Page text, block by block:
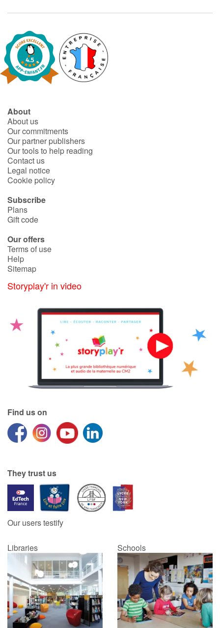
About
About us
Our commitments
Our partner publishers
Our tools to help reading
Contact us
Legal notice
Cookie policy
Subscribe
Plans
Gift code
Our offers
Terms of use
Help
Sitemap
Storyplay'r in video
Find us on
They trust us
Our users testify
Libraries Schools